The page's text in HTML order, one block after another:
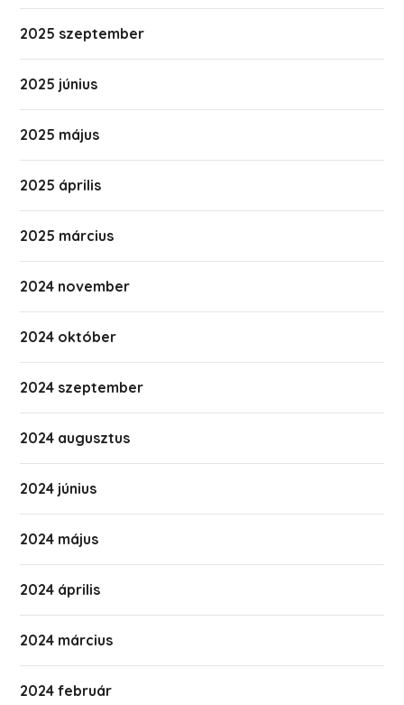
2025 szeptember
2025 június
2025 május
2025 április
2025 március
2024 november
2024 október
2024 szeptember
2024 augusztus
2024 június
2024 május
2024 április
2024 március
2024 február